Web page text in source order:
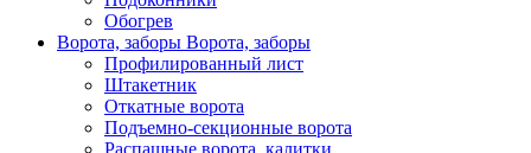
Обогрев
Ворота, заборы Ворота, заборы
Профилированный лист
Штакетник
Откатные ворота
Подъемно-секционные ворота